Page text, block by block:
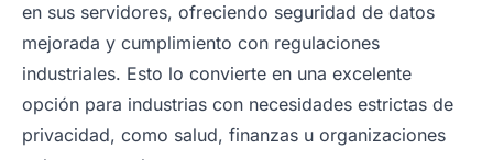
en sus servidores, ofreciendo seguridad de datos
mejorada y cumplimiento con regulaciones
industriales. Esto lo convierte en una excelente
opción para industrias con necesidades estrictas de
privacidad, como salud, finanzas u organizaciones